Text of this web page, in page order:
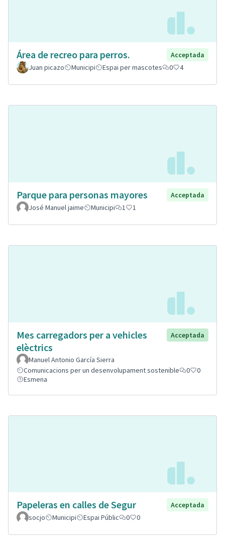
Área de recreo para perros.
Acceptada
Juan picazo
Municipi Espai per mascotes 0 4
Parque para personas mayores
Acceptada
José Manuel jaime
Municipi 1 1
Mes carregadors per a vehicles
elèctrics
Acceptada
Manuel Antonio García Sierra
Comunicacions per un desenvolupament sostenible
0
0
Esmena
Papeleras en calles de Segur
Acceptada
socjo
Municipi Espai Públic 0 0